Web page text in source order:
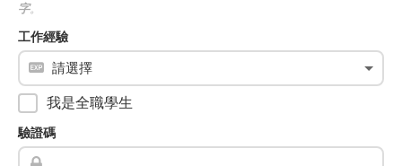
字。
工作經驗
我是全職學生
驗證碼